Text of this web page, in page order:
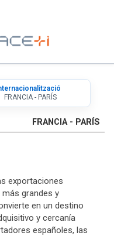
FRANCIA - PARÍS
FRANCIA - PARÍS
exportaciones
grandes y
en un destino
y cercanía
españoles, las